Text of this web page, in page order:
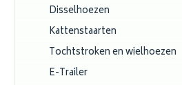
Disselhoezen
Kattenstaarten
Tochtstroken en wielhoezen
E-Trailer